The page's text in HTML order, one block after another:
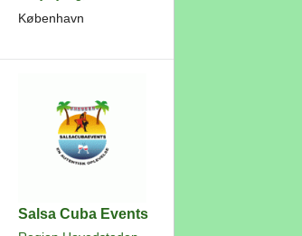
København
Salsa Cuba Events